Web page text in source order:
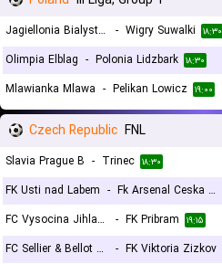
Jagiellonia Bialystok II - Wigry Suwalki ۱۸:۳۰
Olimpia Elblag - Polonia Lidzbark ۱۸:۳۰
Mlawianka Mlawa - Pelikan Lowicz ۱۹:۰۰
Czech Republic FNL
Slavia Prague B - Trinec ۱۸:۳۰
FK Usti nad Labem - Fk Arsenal Ceska Lipa
FC Vysocina Jihlava
- FK Pribram ۱۹:۱۵
FC Sellier & Bellot Vlasim
- FK Viktoria Zizkov